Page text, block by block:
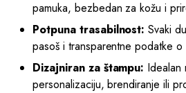
pamuka, bezbedan za kožu i
Potpuna trasabilnost: Svaki
pasoš i transparentne podatke o
Dizajniran za štampu: Idealan
personalizaciju, brendiranje ili